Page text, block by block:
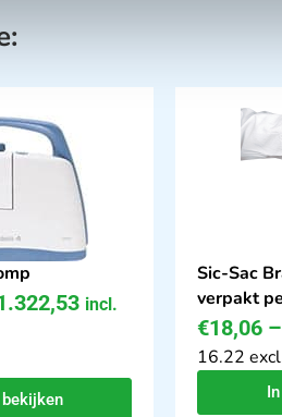
incl.
Sic-Sac
verpakt
€18,06 –
16.22